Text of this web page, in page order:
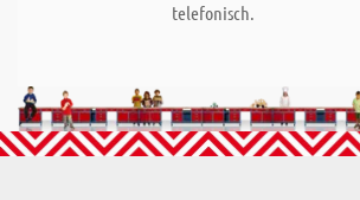
telefonisch.